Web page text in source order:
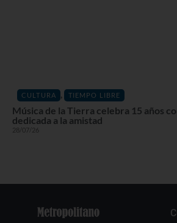
CULTURA , TIEMPO LIBRE
Música de la Tierra celebra 15 años
dedicada a la amistad
28/07/26